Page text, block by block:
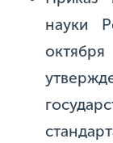
науки